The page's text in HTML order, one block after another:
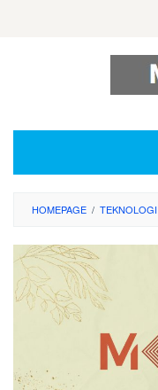
HOMEPAGE / TEKNOLOGI